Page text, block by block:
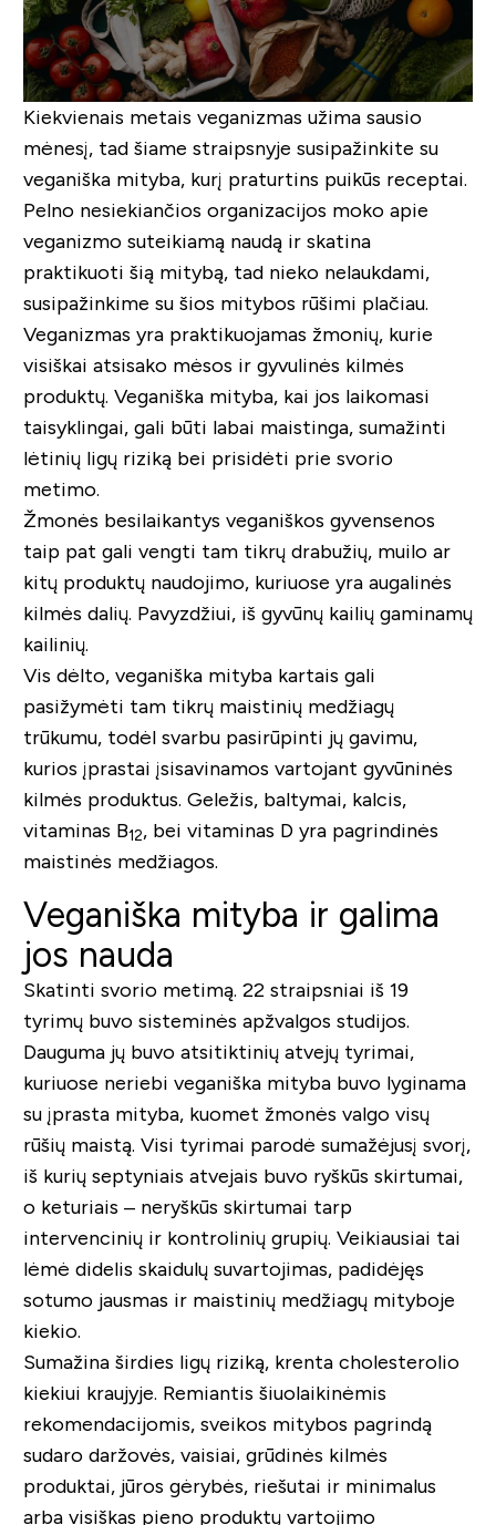
Kiekvienais metais veganizmas užima sausio
mėnesį, tad šiame straipsnyje susipažinkite su
veganiška mityba, kurį praturtins puikūs receptai.
Pelno nesiekiančios organizacijos moko apie
veganizmo suteikiamą naudą ir skatina
praktikuoti šią mitybą, tad nieko nelaukdami,
susipažinkime su šios mitybos rūšimi plačiau.
Veganizmas yra praktikuojamas žmonių, kurie
visiškai atsisako mėsos ir gyvulinės kilmės
produktų. Veganiška mityba, kai jos laikomasi
taisyklingai, gali būti labai maistinga, sumažinti
lėtinių ligų riziką bei prisidėti prie svorio
metimo.
Žmonės besilaikantys veganiškos gyvensenos
taip pat gali vengti tam tikrų drabužių, muilo ar
kitų produktų naudojimo, kuriuose yra augalinės
kilmės dalių. Pavyzdžiui, iš gyvūnų kailių gaminamų
kailinių.
Vis dėlto, veganiška mityba kartais gali
pasižymėti tam tikrų maistinių medžiagų
trūkumu, todėl svarbu pasirūpinti jų gavimu,
kurios įprastai įsisavinamos vartojant gyvūninės
kilmės produktus. Geležis, baltymai, kalcis,
vitaminas B12, bei vitaminas D yra pagrindinės
maistinės medžiagos.
Veganiška mityba ir galima
jos nauda
Skatinti svorio metimą. 22 straipsniai iš 19
tyrimų buvo sisteminės apžvalgos studijos.
Dauguma jų buvo atsitiktinių atvejų tyrimai,
kuriuose neriebi veganiška mityba buvo lyginama
su įprasta mityba, kuomet žmonės valgo visų
rūšių maistą. Visi tyrimai parodė sumažėjusį svorį,
iš kurių septyniais atvejais buvo ryškūs skirtumai,
o keturiais – neryškūs skirtumai tarp
intervencinių ir kontrolinių grupių. Veikiausiai tai
lėmė didelis skaidulų suvartojimas, padidėjęs
sotumo jausmas ir maistinių medžiagų mityboje
kiekio.
Sumažina širdies ligų riziką, krenta cholesterolio
kiekiui kraujyje. Remiantis šiuolaikinėmis
rekomendacijomis, sveikos mitybos pagrindą
sudaro daržovės, vaisiai, grūdinės kilmės
produktai, jūros gėrybės, riešutai ir minimalus
arba visiškas pieno produktų vartojimo